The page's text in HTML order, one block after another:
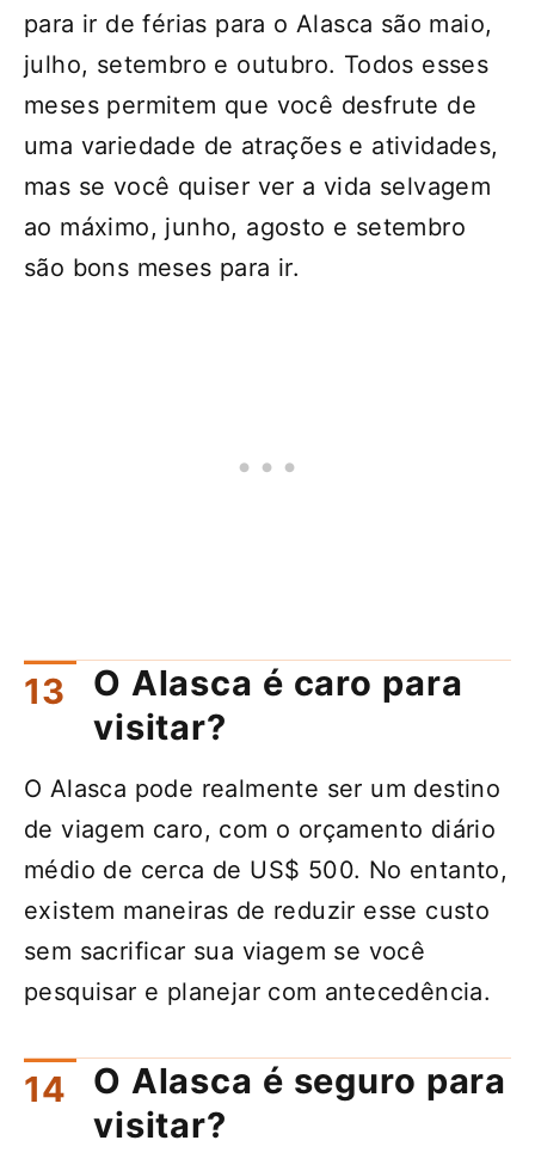
para ir de férias para o Alasca são maio,
julho, setembro e outubro. Todos esses
meses permitem que você desfrute de
uma variedade de atrações e atividades,
mas se você quiser ver a vida selvagem
ao máximo, junho, agosto e setembro
são bons meses para ir.
O Alasca é caro para
visitar?
O Alasca pode realmente ser um destino
de viagem caro, com o orçamento diário
médio de cerca de US$ 500. No entanto,
existem maneiras de reduzir esse custo
sem sacrificar sua viagem se você
pesquisar e planejar com antecedência.
O Alasca é seguro para
visitar?